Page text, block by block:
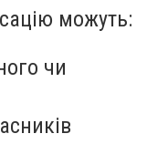
можуть:
чи